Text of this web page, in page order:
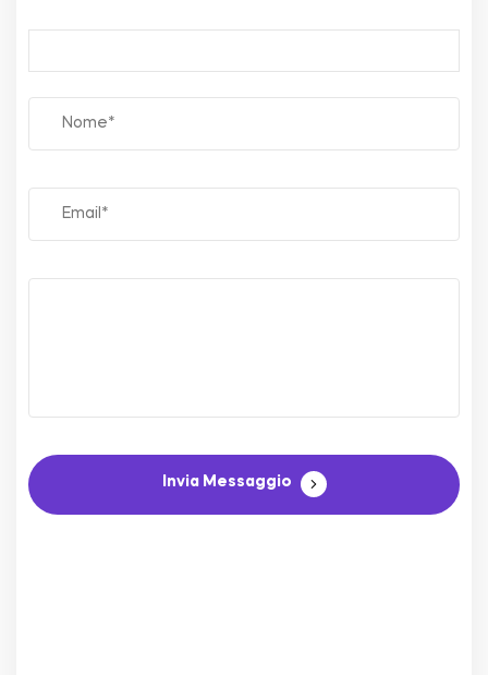
Invia Messaggio